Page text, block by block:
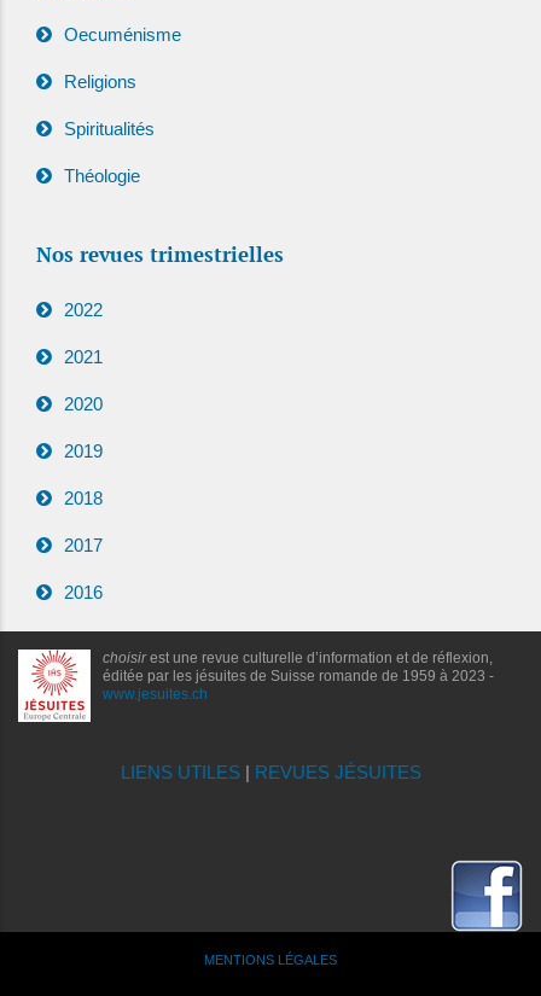
Oecuménisme
Religions
Spiritualités
Théologie
Nos revues trimestrielles
2022
2021
2020
2019
2018
2017
2016
choisirest une revue culturelle d’information et de réflexion,
éditée par les jésuites de Suisse romande de 1959 à 2023 -
www.jesuites.ch
LIENS UTILES| REVUES JÉSUITES
MENTIONS LÉGALES